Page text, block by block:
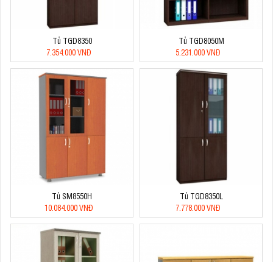
Tủ TGD8350
7.354.000 VNĐ
Tủ TGD8050M
5.231.000 VNĐ
Tủ SM8550H
10.084.000 VNĐ
Tủ TGD8350L
7.778.000 VNĐ